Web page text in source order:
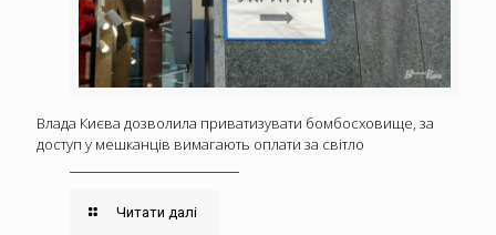
Влада Києва дозволила приватизувати бомбосховище, за
доступ у мешканців вимагають оплати за світло
Читати далі